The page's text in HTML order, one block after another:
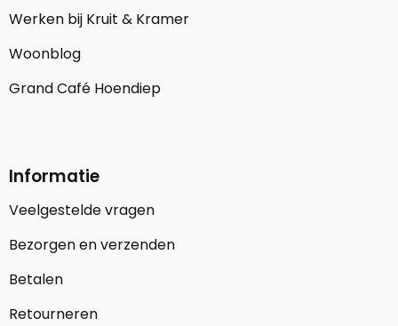
Werken bij Kruit & Kramer
Woonblog
Grand Café Hoendiep
Informatie
Veelgestelde vragen
Bezorgen en verzenden
Betalen
Retourneren